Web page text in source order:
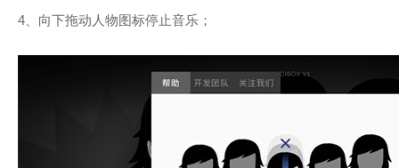
4、向下拖动人物图标停止音乐；